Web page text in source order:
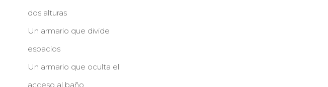
dos alturas
Un armario que divide
espacios
Un armario que oculta el
acceso al baño